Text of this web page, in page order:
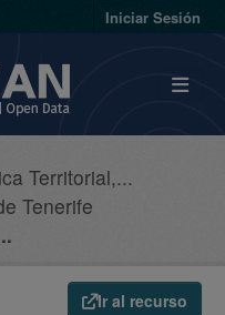
Iniciar Sesión
Territorial,...
Tenerife
Ir al recurso